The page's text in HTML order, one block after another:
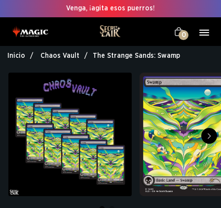
Venga, ¡agita esos puerros!
0
Inicio Chaos Vault The Strange Sands: Swamp